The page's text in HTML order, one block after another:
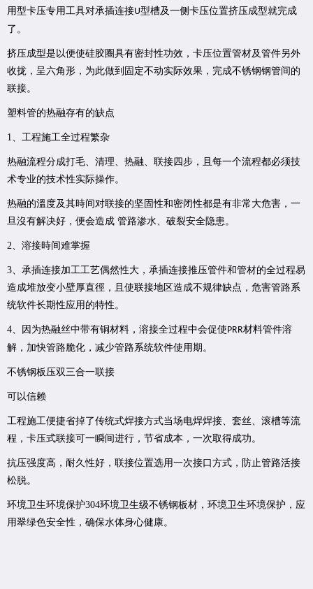
用型卡压专用工具对承插连接U型槽及一侧卡压位置挤压成型就完成
了。
挤压成型是以便使硅胶圈具有密封性功效，卡压位置管材及管件另外
收拢，呈六角形，为此做到固定不动实际效果，完成不锈钢钢管间的
联接。
塑料管的热融存有的缺点
1 、工程施工全过程繁杂
热融流程分成打毛、清理、热融、联接四步，且每一个流程都必须技
术专业的技术性实际操作。
热融的溫度及其時间对联接的坚固性和密闭性都是有非常大危害，一
旦沒有解决好，便会造成 管路渗水、破裂安全隐患。
2 、溶接時间难掌握
3 、承插连接加工工艺偶然性大，承插连接推压管件和管材的全过程易
造成堆放变小壁厚直徑，且使联接地区造成不规律缺点，危害管路系
统软件长期性应用的特性。
4 、因为热融丝中带有铜材料，溶接全过程中会促使 PRR材料管件溶
解，加快管路脆化，减少管路系统软件使用期。
不锈钢板压双三合一联接
可以信赖
工程施工便捷省掉了传统式焊接方式当场电焊焊接、套丝、滚槽等流
程，卡压式联接可一瞬间进行，节省成本，一次取得成功。
抗压强度高，耐久性好，联接位置选用一次接口方式，防止管路活接
松脱。
环境卫生环境保护304环境卫生级不锈钢板材，环境卫生环境保护，应
用翠绿色安全性，确保水体身心健康。